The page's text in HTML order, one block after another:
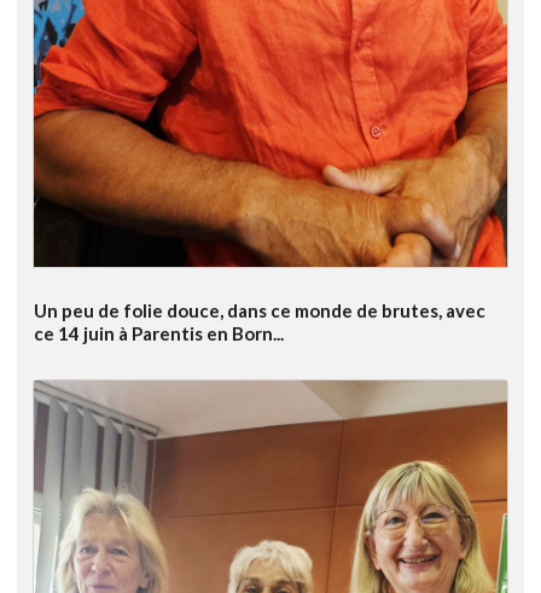
Un peu de folie douce, dans ce monde de brutes, avec
ce 14 juin à Parentis en Born...